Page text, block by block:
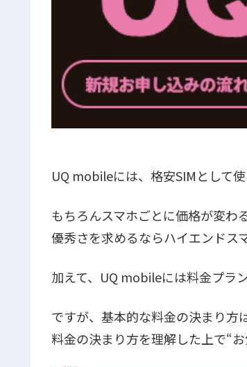
UQ mobileには、格安SIMとして
もちろんスマホごとに価格が変わ
優秀さを求めるならハイエンドス
加えて、UQ mobileには料金プラ
ですが、基本的な料金の決まり方
料金の決まり方を理解した上で“